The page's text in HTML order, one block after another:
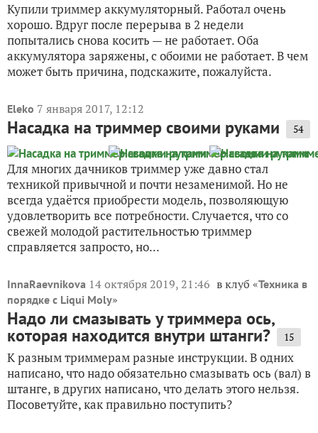
Купили триммер аккумуляторный. Работал очень
хорошо. Вдруг после перерыва в 2 недели
попытались снова косить — не работает. Оба
аккумулятора заряжены, с обоими не работает. В чем
может быть причина, подскажите, пожалуйста.
Eleko 7 января 2017, 12:12
Насадка на триммер своими руками 54
Для многих дачников триммер уже давно стал
техникой привычной и почти незаменимой. Но не
всегда удаётся приобрести модель, позволяющую
удовлетворить все потребности. Случается, что со
свежей молодой растительностью триммер
справляется запросто, но...
InnaRaevnikova 14 октября 2019, 21:46 в клуб «Техника в
порядке с Liqui Moly»
Надо ли смазывать у триммера ось,
которая находится внутри штанги? 15
К разным триммерам разные инструкции. В одних
написано, что надо обязательно смазывать ось (вал) в
штанге, в других написано, что делать этого нельзя.
Посоветуйте, как правильно поступить?